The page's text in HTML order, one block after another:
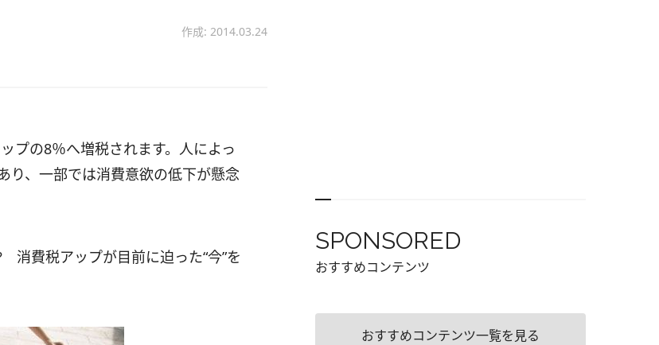
作成: 2014.03.24
プの8％へ増税されます。人によっ
り、一部では消費意欲の低下が懸念
消費税アップが目前に迫った“今”を
SPONSORED
おすすめコンテンツ
おすすめコンテンツ一覧を見る